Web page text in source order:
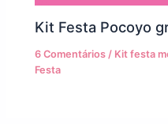
Kit Festa Pocoyo
6 Comentários / Kit festa
Festa